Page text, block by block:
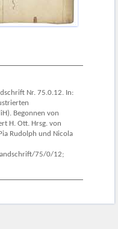
Nr. 75.0.12. In:
Begonnen von
H. Ott. Hrsg. von
Rudolph und Nicola
75/0/12;